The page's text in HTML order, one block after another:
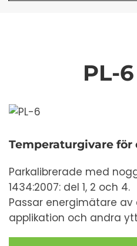
PL-6
Temperaturgivare
Parkalibrerade med
1434:2007: del 1, 2 och 4.
Passar energimätare
applikation och andra